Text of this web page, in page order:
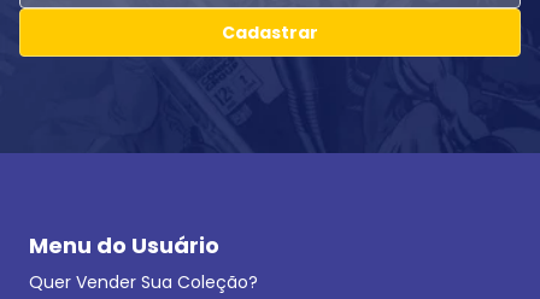
Cadastrar
Menu do Usuário
Quer Vender Sua Coleção?